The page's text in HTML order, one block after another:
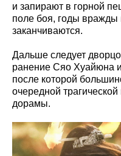
и запирают в горной
поле боя, годы
заканчиваются.
Дальше следует
ранение Сяо Хуайюна
после которой
очередной
дорамы.